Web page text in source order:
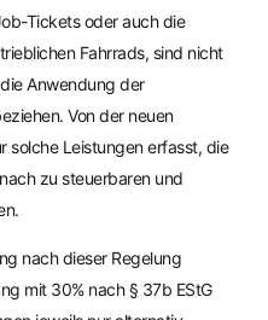
Tickets oder auch die
Fahrrads, sind nicht
Anwendung der
Von der neuen
solche Leistungen erfasst, die
zu steuerbaren und
nach dieser Regelung
mit 30% nach § 37b EStG